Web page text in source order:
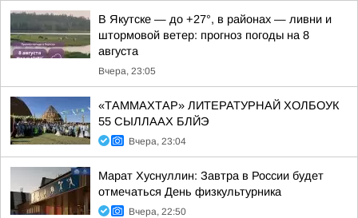
В Якутске — до +27°, в районах — ливни и
штормовой ветер: прогноз погоды на 8
августа
Вчера, 23:05
«ТАММАХТАР» ЛИТЕРАТУРНАЙ ХОЛБОУК
55 СЫЛЛААХ БЛЙЭ
Вчера, 23:04
Марат Хуснуллин: Завтра в России будет
отмечаться День физкультурника
Вчера, 22:50